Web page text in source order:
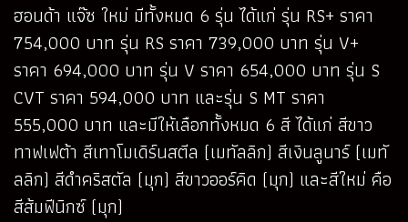
ฮอนด้า แจ๊ซ ใหม่ มีทั้งหมด 6 รุ่น ได้แก่ รุ่น RS+ ราคา
754,000 บาท รุ่น RS ราคา 739,000 บาท รุ่น V+
ราคา 694,000 บาท รุ่น V ราคา 654,000 บาท รุ่น S
CVT ราคา 594,000 บาท และรุ่น S MT ราคา
555,000 บาท และมีให้เลือกทั้งหมด 6 สี ได้แก่ สีขาว
ทาฟเฟต้า สีเทาโมเดิร์นสตีล (เมทัลลิก) สีเงินลูนาร์ (เมทั
ลลิก) สีดำคริสตัล (มุก) สีขาวออร์คิด (มุก) และสีใหม่ คือ
สีส้มฟีนิกซ์ (มุก)